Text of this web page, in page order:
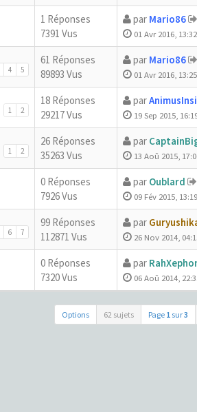
1 Réponses
7391 Vus
par Mario86
01 Avr 2016, 13:32
4 5
61 Réponses
89893 Vus
par Mario86
01 Avr 2016, 13:25
1 2
18 Réponses
29217 Vus
par
19 Sep 2015,
1 2
26 Réponses
35263 Vus
par
13 Aoû 2015,
0 Réponses
7926 Vus
par Oublard
09 Fév 2015, 13:19
6 7
99 Réponses
112871 Vus
par
26 Nov 2014,
0 Réponses
7320 Vus
par
06 Aoû 2014,
Options 62 sujets Page 1 sur3